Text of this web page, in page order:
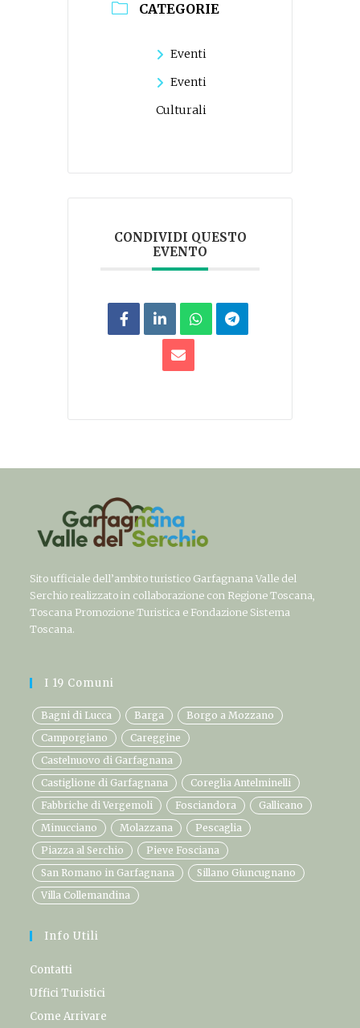
CATEGORIE
Eventi
Eventi
Culturali
CONDIVIDI QUESTO
EVENTO
Sito ufficiale dell’ambito turistico Garfagnana Valle del
Serchio realizzato in collaborazione con Regione Toscana,
Toscana Promozione Turistica e Fondazione Sistema
Toscana.
I 19 Comuni
Bagni di Lucca Barga
Borgo a Mozzano
Camporgiano
Careggine
Castelnuovo di Garfagnana
Castiglione di Garfagnana
Coreglia Antelminelli
Fabbriche di Vergemoli
Fosciandora
Gallicano
Minucciano
Molazzana
Pescaglia
Piazza al Serchio
Pieve Fosciana
San Romano in Garfagnana
Sillano Giuncugnano
Villa Collemandina
Info Utili
Contatti
Uffici Turistici
Come Arrivare